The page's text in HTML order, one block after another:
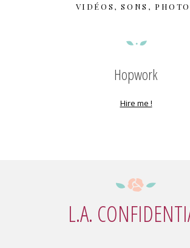
VIDÉOS, SONS,
Hopwork
Hire me !
L.A.